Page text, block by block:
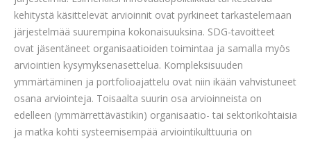
kehitystä käsittelevät arvioinnit ovat pyrkineet tarkastelemaan
järjestelmää suurempina kokonaisuuksina. SDG-tavoitteet
ovat jäsentäneet organisaatioiden toimintaa ja samalla myös
arviointien kysymyksenasettelua. Kompleksisuuden
ymmärtäminen ja portfolioajattelu ovat niin ikään vahvistuneet
osana arviointeja. Toisaalta suurin osa arvioinneista on
edelleen (ymmärrettävästikin) organisaatio- tai sektorikohtaisia
ja matka kohti systeemisempää arviointikulttuuria on